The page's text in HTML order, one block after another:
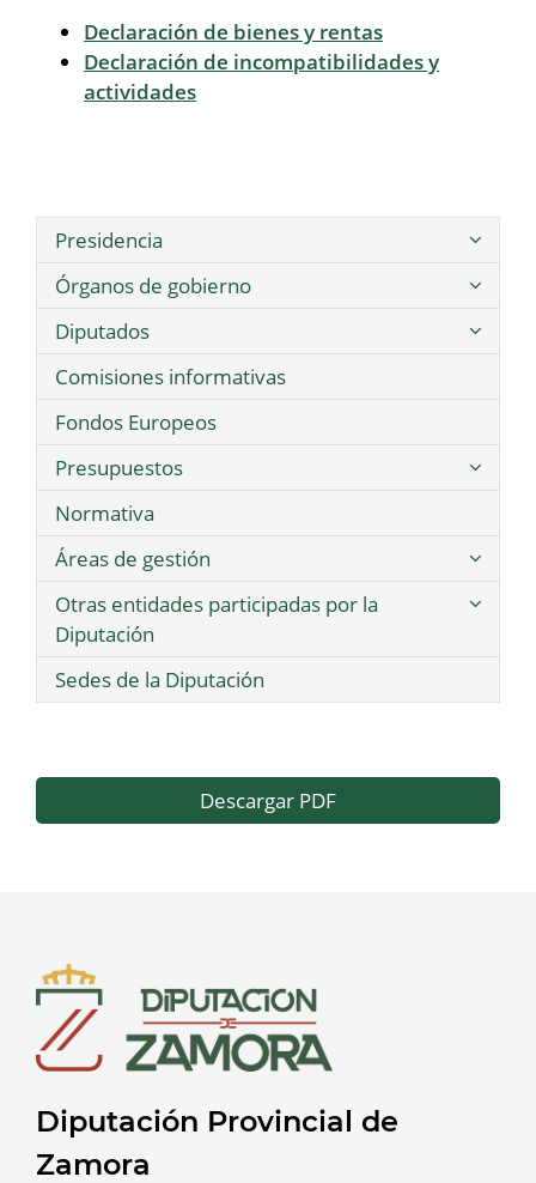
Declaración de bienes y rentas
Declaración de incompatibilidades y
actividades
Presidencia
Órganos de gobierno
Diputados
Comisiones informativas
Fondos Europeos
Presupuestos
Normativa
Áreas de gestión
Otras entidades participadas por la
Diputación
Sedes de la Diputación
Descargar PDF
Diputación Provincial de
Zamora